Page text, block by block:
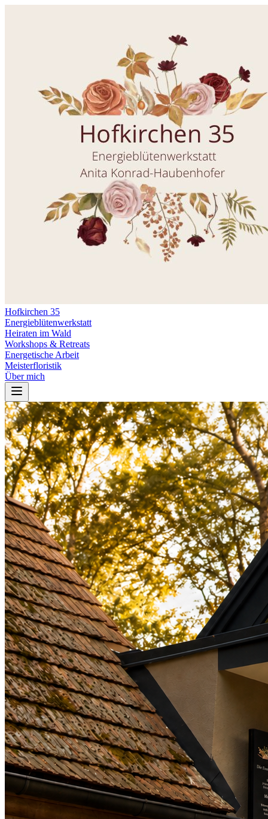
Hofkirchen 35
Energieblütenwerkstatt
Heiraten im Wald
Workshops & Retreats
Energetische Arbeit
Meisterfloristik
Über mich